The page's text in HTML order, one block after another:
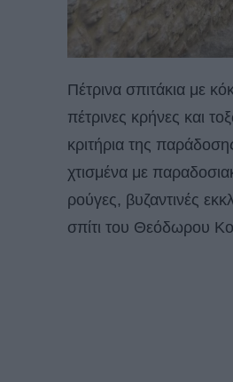
Πέτρινα σπιτάκια με
πέτρινες κρήνες και
κριτήρια της
χτισμένα με
ρούγες, βυζαντινές
σπίτι του Θεόδωρου